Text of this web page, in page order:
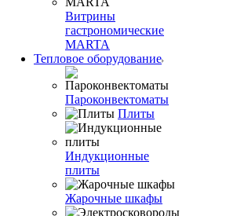
Витрины
гастрономические
MARTA
Тепловое оборудование
Пароконвектоматы
Плиты
Индукционные
плиты
Жарочные шкафы